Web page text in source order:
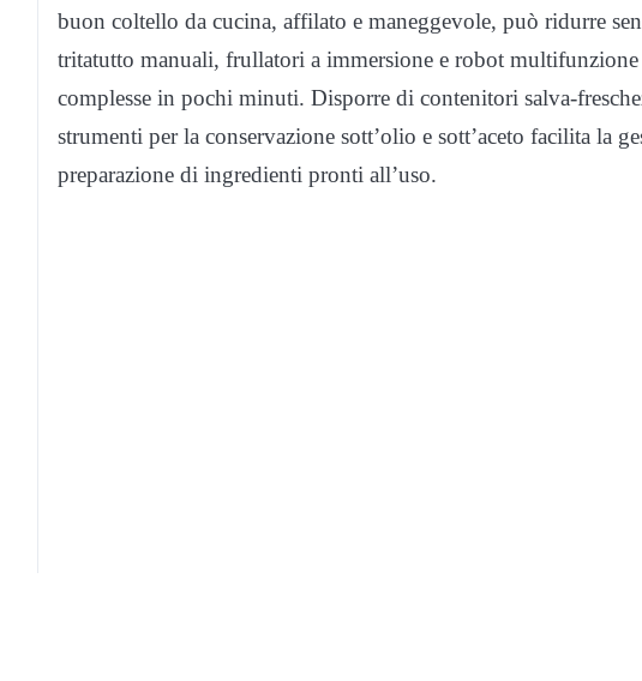
buon coltello da cucina, affilato e maneggevole, può ridurre
tritatutto manuali, frullatori a immersione e robot
complesse in pochi minuti. Disporre di contenitori salva-
strumenti per la conservazione sott’olio e sott’aceto facilita la
preparazione di ingredienti pronti all’uso.